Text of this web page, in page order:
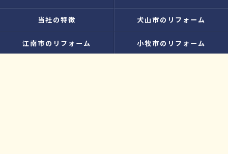
当社の特徴 犬山市のリフォーム
江南市のリフォーム 小牧市のリフォーム